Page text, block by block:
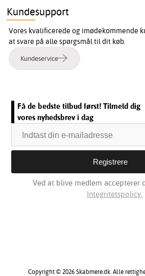
Kundesupport
Vores kvalificerede og imødekommende
at svare på alle spørgsmål til dit køb.
Kundeservice
Få de bedste tilbud først! Tilmeld dig
vores nyhedsbrev i dag
Ved at blive medlem accepterer
Integritetspolicy.
Copyright © 2026 Skabmere.dk. Alle